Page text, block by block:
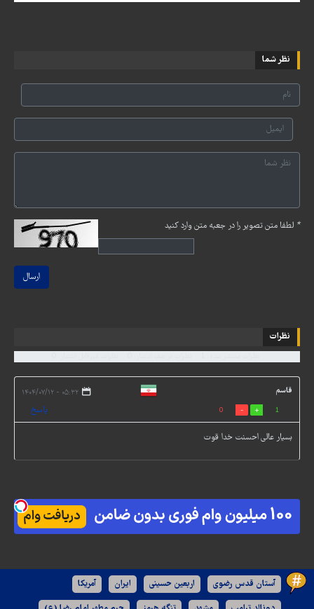
نظر شما
* لطفا متن تصویر را در جعبه متن وارد کنید
ارسال
نظرات
قاسم ۰۵:۳۲ - ۱۴۰۴/۰۷/۱۲
1
0 پاسخ
بسیار عالی احسنت خدا قوت
آستان قدس رضوی اربعین حسینی ایران آمریکا